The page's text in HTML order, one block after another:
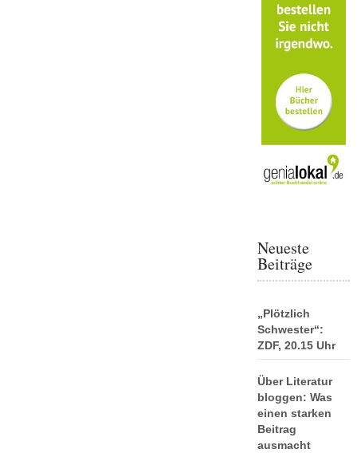
Neueste
Beiträge
„Plötzlich
Schwester“:
ZDF, 20.15 Uhr
Über Literatur
bloggen: Was
einen starken
Beitrag
ausmacht